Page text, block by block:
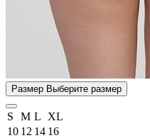
Размер Выберите размер
S M L
XL
10 12 14 16